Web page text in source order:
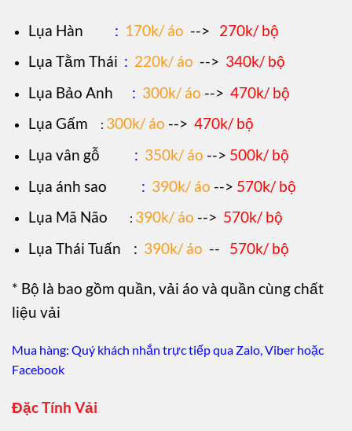
Lụa Hàn : 170k/ áo --> 270k/ bộ
Lụa Tằm Thái : 220k/ áo --> 340k/ bộ
Lụa Bảo Anh
: 300k/ áo --> 470k/ bộ
Lụa Gấm
: 300k/ áo --> 470k/ bộ
Lụa vân gỗ : 350k/ áo --> 500k/ bộ
Lụa ánh sao : 390k/ áo --> 570k/ bộ
Lụa Mã Não
: 390k/ áo --> 570k/ bộ
Lụa Thái Tuấn
: 390k/ áo -- 570k/ bộ
* Bộ là bao gồm quần, vải áo và quần cùng chất
liệu vải
Mua hàng: Quý khách nhắn trực tiếp qua Zalo, Viber hoặc
Facebook
Đặc Tính Vải